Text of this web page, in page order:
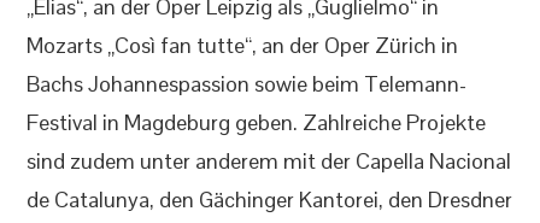
„Elias“, an der Oper Leipzig als „Guglielmo“ in
Mozarts „Così fan tutte“, an der Oper Zürich in
Bachs Johannespassion sowie beim Telemann-
Festival in Magdeburg geben. Zahlreiche Projekte
sind zudem unter anderem mit der Capella Nacional
de Catalunya, den Gächinger Kantorei, den Dresdner